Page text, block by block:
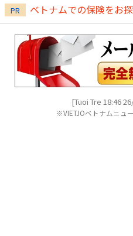
PR ベトナムでの保険をお
[Tuoi Tre 18:46
※VIETJOベトナムニュ